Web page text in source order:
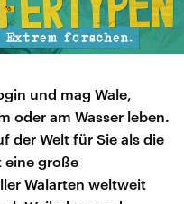
und mag Wale,
oder am Wasser leben.
der Welt für Sie als die
eine große
Walarten weltweit